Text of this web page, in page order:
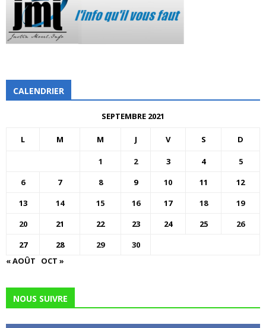
CALENDRIER
SEPTEMBRE 2021
L M M J V S D
1 2 3 4
5
6
7 8 9 10 11
12
13
14 15 16 17 18
19
20
21 22 23 24 25
26
27
28 29
30
« AOÛT
OCT »
NOUS SUIVRE